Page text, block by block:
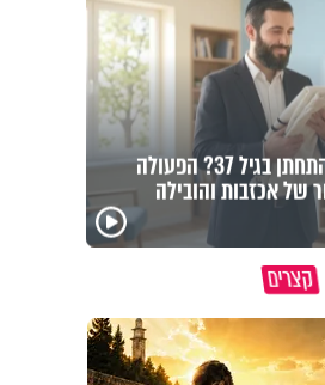
מה הסיכוי להתחתן בגיל 37? הפעולה
של אכזבות והובילה
קצרים
גם ׳הרע׳ זה הרחמים של